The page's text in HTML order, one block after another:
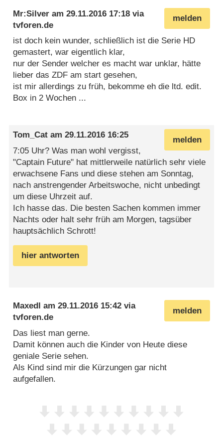
melden
Mr:Silver am29.11.2016 17:18 via
tvforen.de
ist doch kein wunder, schließlich ist die Serie HD
gemastert, war eigentlich klar,
nur der Sender welcher es macht war unklar, hätte
lieber das ZDF am start gesehen,
ist mir allerdings zu früh, bekomme eh die ltd. edit.
Box in 2 Wochen ...
melden
Tom_Cat am29.11.2016 16:25
7:05 Uhr? Was man wohl vergisst,
"Captain Future" hat mittlerweile natürlich sehr viele
erwachsene Fans und diese stehen am Sonntag,
nach anstrengender Arbeitswoche, nicht unbedingt
um diese Uhrzeit auf.
Ich hasse das. Die besten Sachen kommen immer
Nachts oder halt sehr früh am Morgen, tagsüber
hauptsächlich Schrott!
hier antworten
melden
Maxedl am29.11.2016 15:42 via
tvforen.de
Das liest man gerne.
Damit können auch die Kinder von Heute diese
geniale Serie sehen.
Als Kind sind mir die Kürzungen gar nicht
aufgefallen.